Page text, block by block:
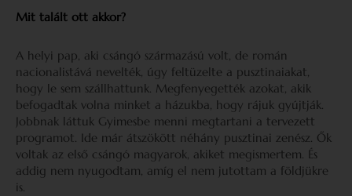
Mit talált ott akkor?
A helyi pap, aki csángó származású volt, de román
nacionalistává nevelték, úgy feltüzelte a pusztinaiakat,
hogy le sem szállhattunk. Megfenyegették azokat, akik
befogadtak volna minket a házukba, hogy rájuk gyújtják.
Jobbnak láttuk Gyimesbe menni megtartani a tervezett
programot. Ide már átszökött néhány pusztinai zenész. Ők
voltak az első csángó magyarok, akiket megismertem. És
addig nem nyugodtam, amíg el nem jutottam a földjükre
is.